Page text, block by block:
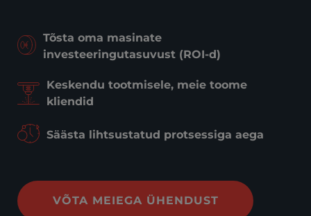
Tõsta oma masinate
investeeringutasuvust (ROI-d)
Keskendu tootmisele, meie toome
kliendid
Säästa lihtsustatud protsessiga aega
VÕTA MEIEGA ÜHENDUST